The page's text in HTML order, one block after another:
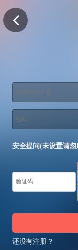
安全提问(未设置请忽
还没有注册？